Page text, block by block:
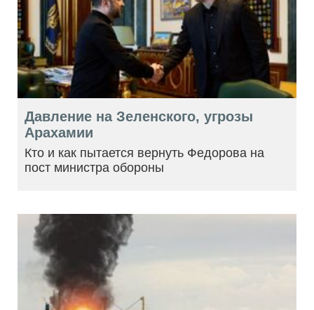
Давление на Зеленского, угрозы
Арахамии
Кто и как пытается вернуть Федорова на
пост министра обороны